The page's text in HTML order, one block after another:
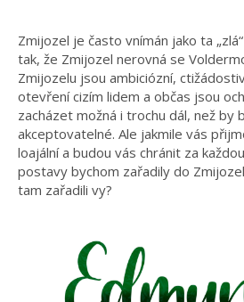
Zmijozel je často vnímán jako ta
tak, že Zmijozel nerovná se
Zmijozelu jsou ambiciózní,
otevření cizím lidem a občas jsou
zacházet možná i trochu dál, než by
akceptovatelné. Ale jakmile vás
loajální a budou vás chránit za
postavy bychom zařadily do
tam zařadili vy?